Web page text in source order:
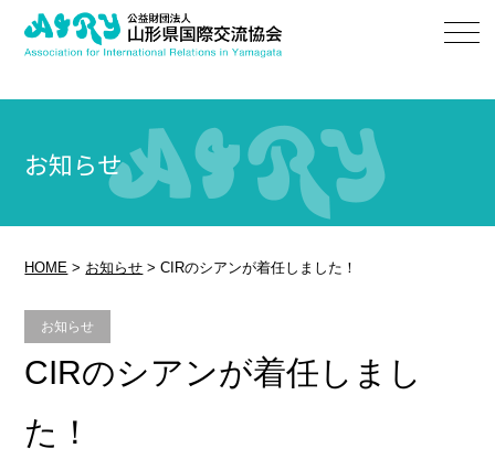
お知らせ
HOME > お知らせ >CIRのシアンが着任しました！
お知らせ
CIRのシアンが着任しまし
た！